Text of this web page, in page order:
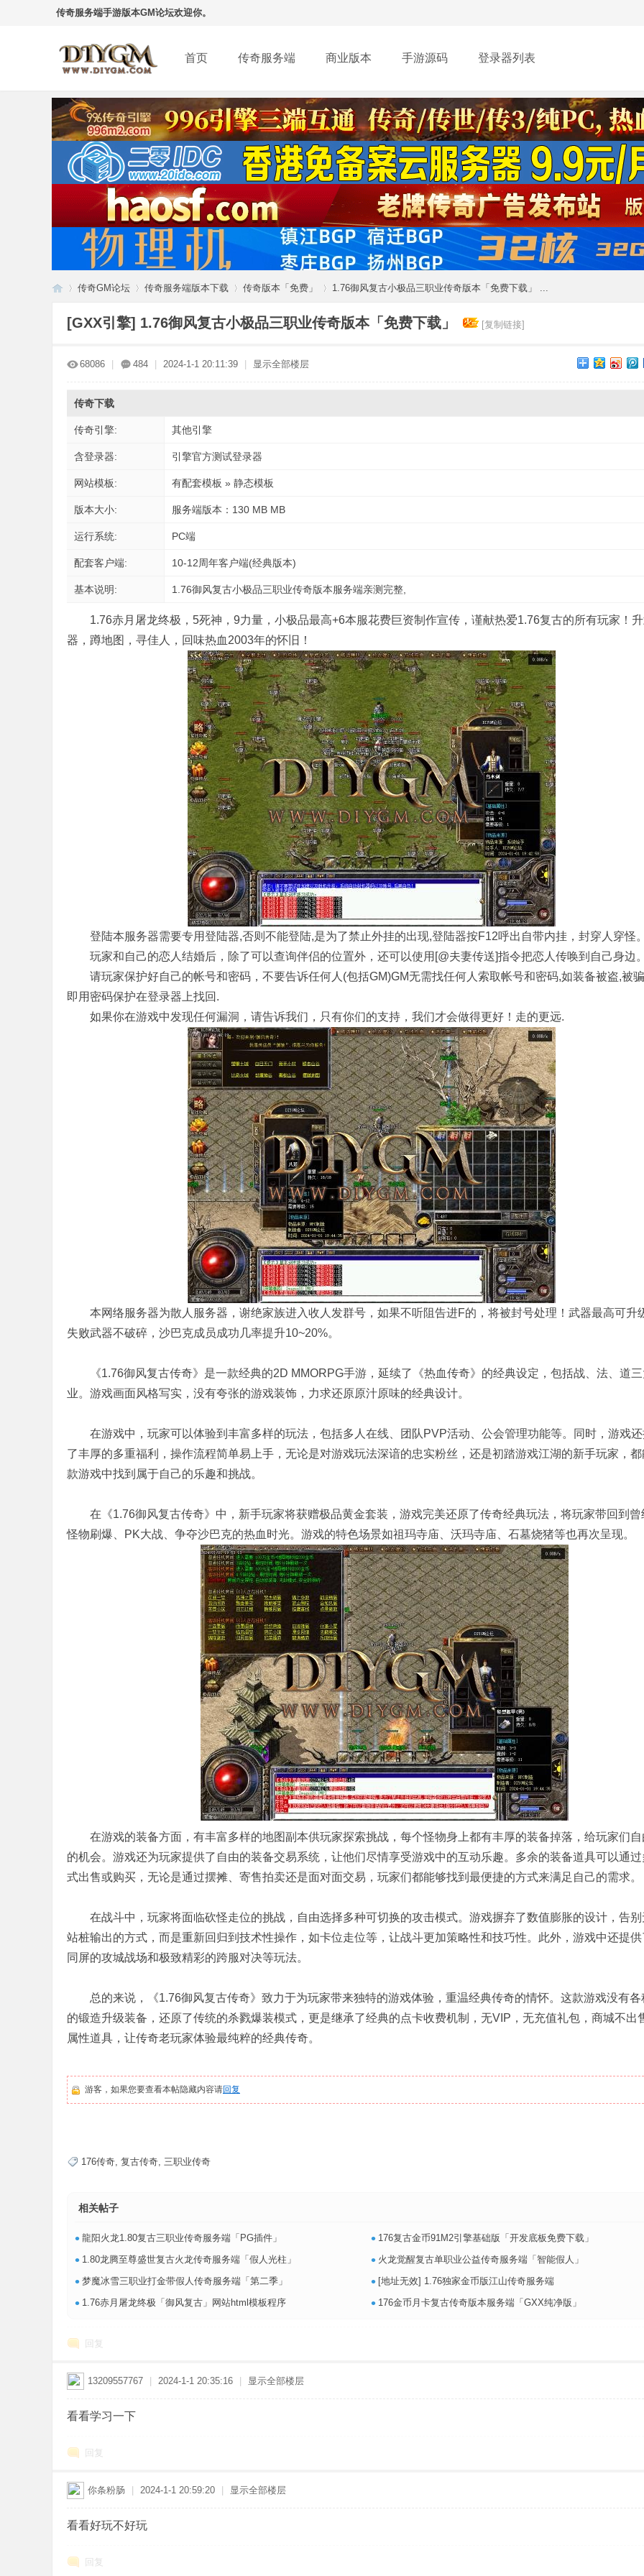
传奇服务端手游版本GM论坛欢迎你。
首页 传奇服务端 商业版本 手游源码 登录器列表
传奇GM论坛 传奇服务端版本下载 传奇版本「免费」 1.76御风复古小极品三职业传奇版本「免费下载」 ...
[GXX引擎] 1.76御风复古小极品三职业传奇版本「免费下载」 [复制链接]
68086 484 2024-1-1 20:11:39 显示全部楼层
传奇下载
传奇引擎: 其他引擎
含登录器: 引擎官方测试登录器
网站模板: 有配套模板 » 静态模板
版本大小: 服务端版本：130 MB MB
运行系统: PC端
配套客户端: 10-12周年客户端(经典版本)
基本说明: 1.76御风复古小极品三职业传奇版本服务端亲测完整,
1.76赤月屠龙终极，5死神，9力量，小极品最高+6本服花费巨资制作宣传，谨献热爱1.76复古的所有玩家！
器，蹲地图，寻佳人，回味热血2003年的怀旧！
登陆本服务器需要专用登陆器,否则不能登陆,是为了禁止外挂的出现,登陆器按F12呼出自带内挂，封穿人穿怪
玩家和自己的恋人结婚后，除了可以查询伴侣的位置外，还可以使用[@夫妻传送]指令把恋人传唤到自己身边
请玩家保护好自己的帐号和密码，不要告诉任何人(包括GM)GM无需找任何人索取帐号和密码,如装备被盗,被
即用密码保护在登录器上找回.
如果你在游戏中发现任何漏洞，请告诉我们，只有你们的支持，我们才会做得更好！走的更远.
本网络服务器为散人服务器，谢绝家族进入收人发群号，如果不听阻告进F的，将被封号处理！武器最高可升
失败武器不破碎，沙巴克成员成功几率提升10~20%。
《1.76御风复古传奇》是一款经典的2D MMORPG手游，延续了《热血传奇》的经典设定，包括战、法、道
业。游戏画面风格写实，没有夸张的游戏装饰，力求还原原汁原味的经典设计。
在游戏中，玩家可以体验到丰富多样的玩法，包括多人在线、团队PVP活动、公会管理功能等。同时，游戏
了丰厚的多重福利，操作流程简单易上手，无论是对游戏玩法深谙的忠实粉丝，还是初踏游戏江湖的新手玩家，
款游戏中找到属于自己的乐趣和挑战。
在《1.76御风复古传奇》中，新手玩家将获赠极品黄金套装，游戏完美还原了传奇经典玩法，将玩家带回到曾
怪物刷爆、PK大战、争夺沙巴克的热血时光。游戏的特色场景如祖玛寺庙、沃玛寺庙、石墓烧猪等也再次呈现。
在游戏的装备方面，有丰富多样的地图副本供玩家探索挑战，每个怪物身上都有丰厚的装备掉落，给玩家们自
的机会。游戏还为玩家提供了自由的装备交易系统，让他们尽情享受游戏中的互动乐趣。多余的装备道具可以通
式出售或购买，无论是通过摆摊、寄售拍卖还是面对面交易，玩家们都能够找到最便捷的方式来满足自己的需求。
在战斗中，玩家将面临砍怪走位的挑战，自由选择多种可切换的攻击模式。游戏摒弃了数值膨胀的设计，告别
站桩输出的方式，而是重新回归到技术性操作，如卡位走位等，让战斗更加策略性和技巧性。此外，游戏中还提
同屏的攻城战场和极致精彩的跨服对决等玩法。
总的来说，《1.76御风复古传奇》致力于为玩家带来独特的游戏体验，重温经典传奇的情怀。这款游戏没有各
的锻造升级装备，还原了传统的杀戮爆装模式，更是继承了经典的点卡收费机制，无VIP，无充值礼包，商城不出
属性道具，让传奇老玩家体验最纯粹的经典传奇。
游客，如果您要查看本帖隐藏内容请回复
176传奇, 复古传奇, 三职业传奇
相关帖子
• 龍阳火龙1.80复古三职业传奇服务端「PG插件」 • 176复古金币91M2引擎基础版「开发底板免费下载」
• 1.80龙腾至尊盛世复古火龙传奇服务端「假人光柱」 • 火龙觉醒复古单职业公益传奇服务端「智能假人」
• 梦魔冰雪三职业打金带假人传奇服务端「第二季」 • [地址无效] 1.76独家金币版江山传奇服务端
• 1.76赤月屠龙终极「御风复古」网站html模板程序 • 176金币月卡复古传奇版本服务端「GXX纯净版」
回复
13209557767 2024-1-1 20:35:16 显示全部楼层
看看学习一下
回复
你条粉肠 2024-1-1 20:59:20 显示全部楼层
看看好玩不好玩
回复